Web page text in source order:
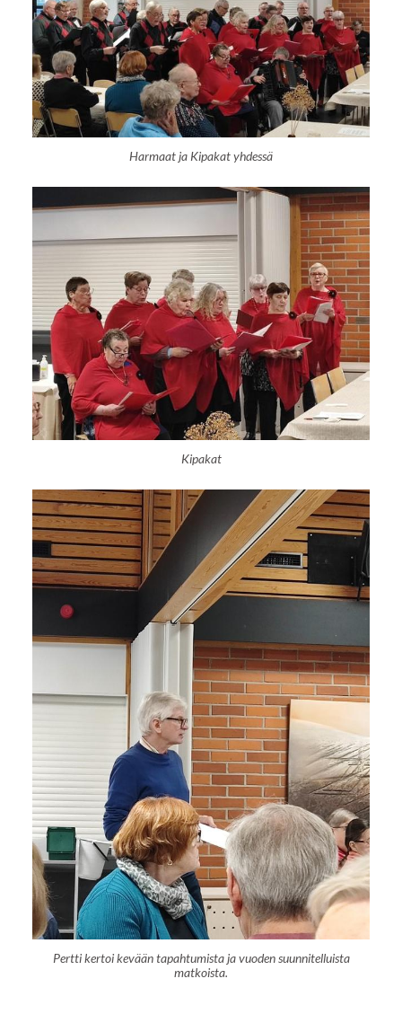
Harmaat ja Kipakat yhdessä
Kipakat
Pertti kertoi kevään tapahtumista ja vuoden suunnitelluista
matkoista.